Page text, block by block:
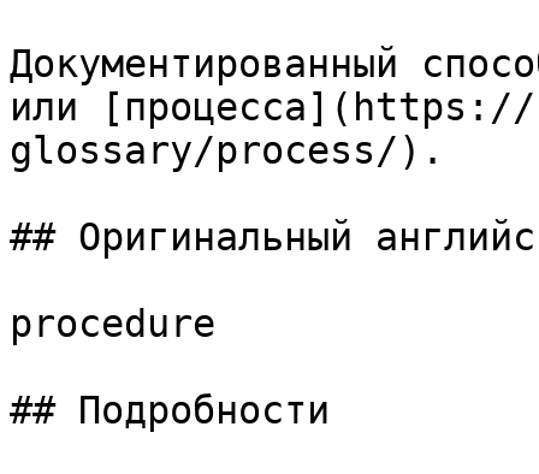
Документированный
или
glossary/process/).
## Оригинальный
procedure
## Подробности